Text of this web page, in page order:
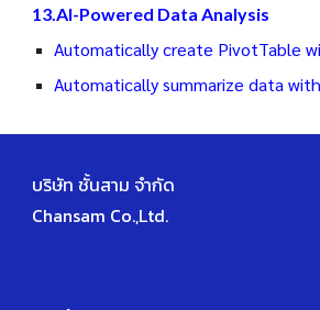
13.AI-Powered Data Analysis
Automatically create PivotTable
Automatically summarize data
บริษัท ชั้นสาม จำกัด
Chansam Co.,Ltd.